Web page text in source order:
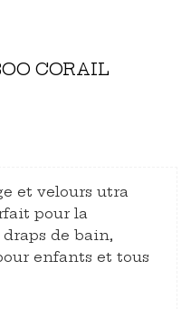
CORAIL
et velours utra
pour la
de bain,
enfants et tous